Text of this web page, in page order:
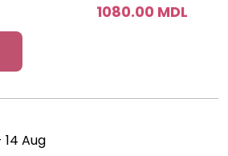
1080.00 MDL
14 Aug